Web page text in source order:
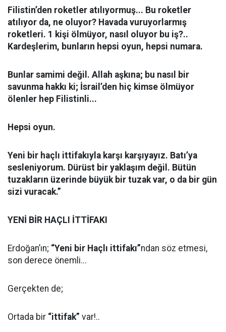
Filistin’den roketler atılıyormuş... Bu roketler
atılıyor da, ne oluyor? Havada vuruyorlarmış
roketleri. 1 kişi ölmüyor, nasıl oluyor bu iş?..
Kardeşlerim, bunların hepsi oyun, hepsi numara.
Bunlar samimi değil. Allah aşkına; bu nasıl bir
savunma hakkı ki; İsrail’den hiç kimse ölmüyor
ölenler hep Filistinli...
Hepsi oyun.
Yeni bir haçlı ittifakıyla karşı karşıyayız. Batı’ya
sesleniyorum. Dürüst bir yaklaşım değil. Bütün
tuzakların üzerinde büyük bir tuzak var, o da bir gün
sizi vuracak.”
YENİ BİR HAÇLI İTTİFAKI
Erdoğan’ın; “Yeni bir Haçlı ittifakı”ndan söz etmesi,
son derece önemli...
Gerçekten de;
Ortada bir “ittifak” var!..